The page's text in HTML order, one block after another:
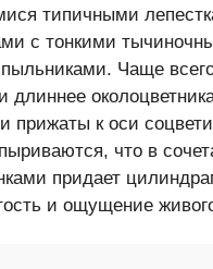
типичными
с тонкими
Чаще
длиннее
прижаты к оси
что в
придает
и ощущение